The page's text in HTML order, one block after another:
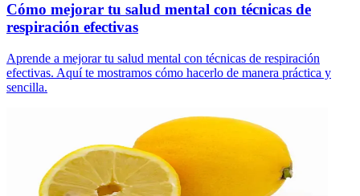
Cómo mejorar tu salud mental con técnicas de
respiración efectivas
Aprende a mejorar tu salud mental con técnicas de respiración
efectivas. Aquí te mostramos cómo hacerlo de manera práctica y
sencilla.